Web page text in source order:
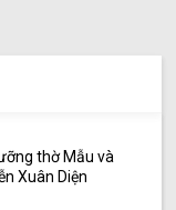
thờ Mẫu và
Xuân Diện